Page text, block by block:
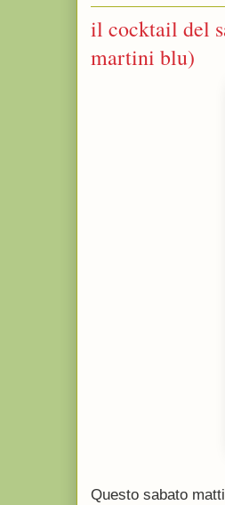
il cocktail del
martini blu)
Questo sabato